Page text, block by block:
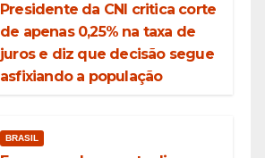
Presidente da CNI critica corte
de apenas 0,25% na taxa de
juros e diz que decisão segue
asfixiando a população
BRASIL